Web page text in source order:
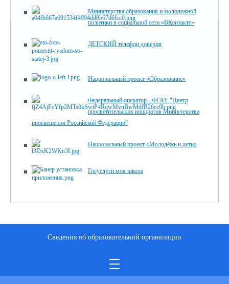
Министерства образования и молодежной
политики в социальной сети «ВКонтакте»
ДЕТСКИЙ телефон доверия
Национальный проект «Образование»
Федеральный оператор - ФГАУ "Центр
просветительских инициатив Министерства
просвещения Российской Федерации"
Национальный проект «Молодёжь и дети»
Госуслуги моя школа
Сведения об образовательной организации